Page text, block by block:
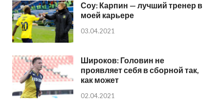
Соу: Карпин — лучший тренер в
моей карьере
03.04.2021
Широков: Головин не
проявляет себя в сборной так,
как может
02.04.2021